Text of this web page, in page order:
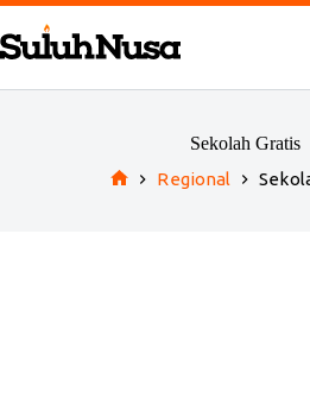
Skip
to
content
Sekolah Gratis
Regional